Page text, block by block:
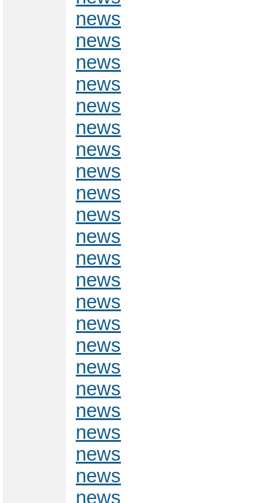
news
news
news
news
news
news
news
news
news
news
news
news
news
news
news
news
news
news
news
news
news
news
news